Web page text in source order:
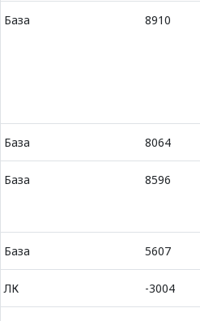
База 8910
База 8064
База 8596
База 5607
ЛК -3004